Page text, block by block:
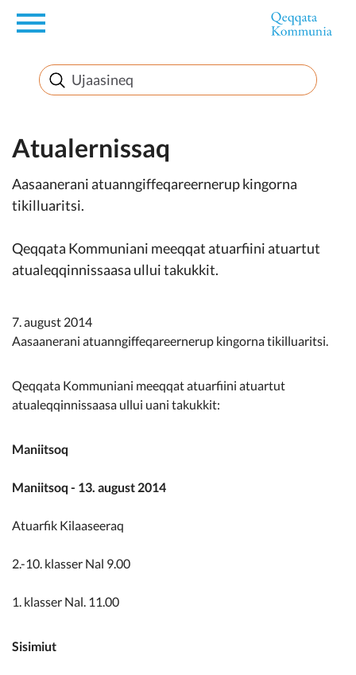
en
Innuttaasunut
Inuussutissarsiorneq
Politikki
Takornariat
Imminut sullinneq
Kommune pillugu
Atualernissaq
Aasaanerani atuanngiffeqareernerup kingorna
tikilluaritsi.
Qeqqata Kommuniani meeqqat atuarfiini atuartut
atualeqqinnissaasa ullui takukkit.
7. august 2014
Aasaanerani atuanngiffeqareernerup kingorna tikilluaritsi.
Qeqqata Kommuniani meeqqat atuarfiini atuartut
atualeqqinnissaasa ullui uani takukkit:
Maniitsoq
Maniitsoq - 13. august 2014
Atuarfik Kilaaseeraq
2.-10. klasser Nal 9.00
1. klasser Nal. 11.00
Sisimiut